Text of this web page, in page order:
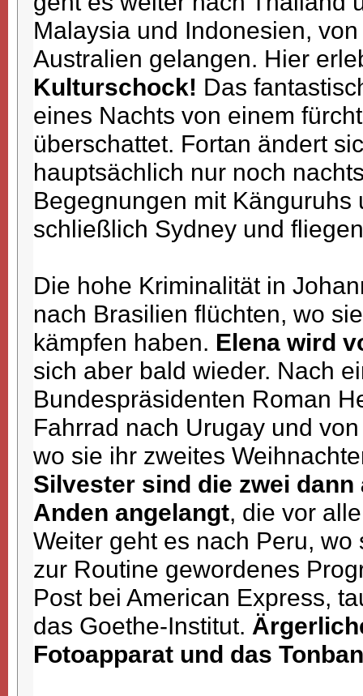
Malaysia und Indonesien,
Australien gelangen. Hier
Kulturschock! Das
eines Nachts von einem
überschattet. Fortan ändert
hauptsächlich nur noch
Begegnungen mit
schließlich Sydney und
Die hohe Kriminalität in
nach Brasilien flüchten, wo
kämpfen haben. Elena wird
sich aber bald wieder. Nach
Bundespräsidenten Roman
Fahrrad nach Urugay und
wo sie ihr zweites
Silvester sind die zwei
Anden angelangt, die vor
Weiter geht es nach Peru,
zur Routine gewordenes
Post bei American Express,
das Goethe-Institut.
Fotoapparat und das